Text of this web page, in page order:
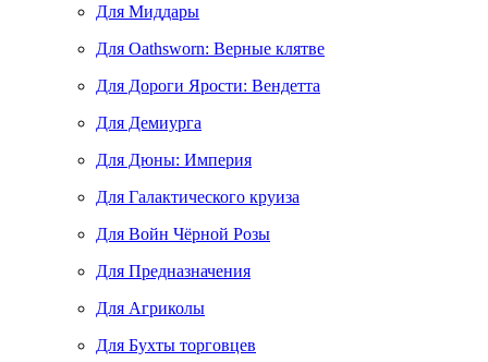
Для Миддары
Для Oathsworn: Верные клятве
Для Дороги Ярости: Вендетта
Для Демиурга
Для Дюны: Империя
Для Галактического круиза
Для Войн Чёрной Розы
Для Предназначения
Для Агриколы
Для Бухты торговцев